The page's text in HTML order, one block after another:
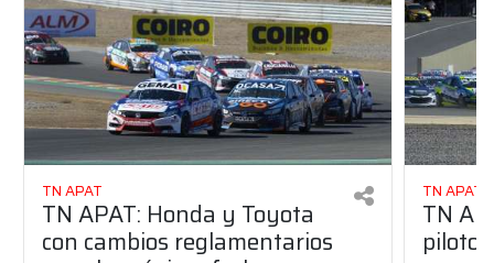
TN APAT
TN APAT: Honda y Toyota
con cambios reglamentarios
TN APAT
TN
piloto